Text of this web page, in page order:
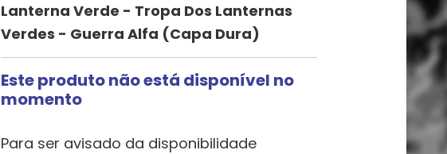
Lanterna Verde - Tropa Dos Lanternas
Verdes - Guerra Alfa (Capa Dura)
Este produto não está disponível no
momento
Para ser avisado da disponibilidade